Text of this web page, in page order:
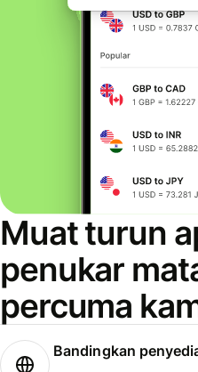
Muat turun
penukar
percuma
Bandingkan